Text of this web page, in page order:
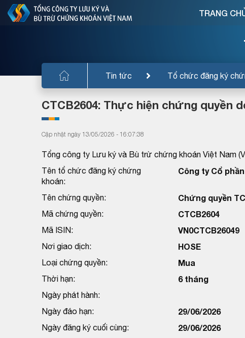
Tin tức Tổ chức đăng ký
TRANG
CTCB2604: Thực hiện chứng quyền
Cập nhật ngày 13/05/2026 - 16:07:38
Tổng công ty Lưu ký và Bù trừ chứng khoán Việt Nam
Tên tổ chức đăng ký chứng
khoán:
Công ty Cổ
Tên chứng quyền: Chứng quyền
Mã chứng quyền: CTCB2604
Mã ISIN: VN0CTCB26049
Nơi giao dịch: HOSE
Loại chứng quyền: Mua
Thời hạn: 6 tháng
Ngày phát hành:
Ngày đáo hạn:
29/06/2026
Ngày đăng ký cuối cùng: 29/06/2026